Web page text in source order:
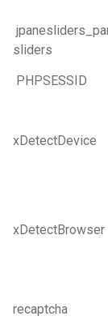
sliders
PHPSESSID
xDetectDevice
xDetectBrowser
recaptcha